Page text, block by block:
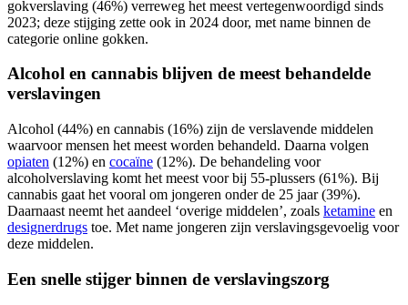
gokverslaving (46%) verreweg het meest vertegenwoordigd sinds
2023; deze stijging zette ook in 2024 door, met name binnen de
categorie online gokken.
Alcohol en cannabis blijven de meest behandelde
verslavingen
Alcohol (44%) en cannabis (16%) zijn de verslavende middelen
waarvoor mensen het meest worden behandeld. Daarna volgen
opiaten (12%) en cocaïne (12%). De behandeling voor
alcoholverslaving komt het meest voor bij 55-plussers (61%). Bij
cannabis gaat het vooral om jongeren onder de 25 jaar (39%).
Daarnaast neemt het aandeel ‘overige middelen’, zoals ketamine en
designerdrugs toe. Met name jongeren zijn verslavingsgevoelig voor
deze middelen.
Een snelle stijger binnen de verslavingszorg